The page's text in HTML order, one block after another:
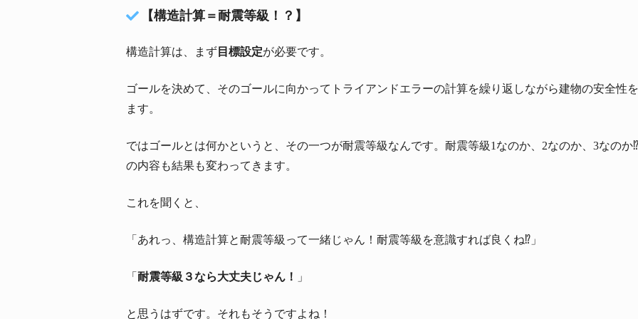
【構造計算＝耐震等級！？】
構造計算は、まず目標設定が必要です。
ゴールを決めて、そのゴールに向かってトライアンドエラーの計算を繰り返しながら建物の安全性
ます。
ではゴールとは何かというと、その一つが耐震等級なんです。耐震等級1なのか、2なのか、3なの
の内容も結果も変わってきます。
これを聞くと、
「あれっ、構造計算と耐震等級って一緒じゃん！耐震等級を意識すれば良くね⁉︎」
「 耐震等級３なら大丈夫じゃん！ 」
と思うはずです。それもそうですよね！